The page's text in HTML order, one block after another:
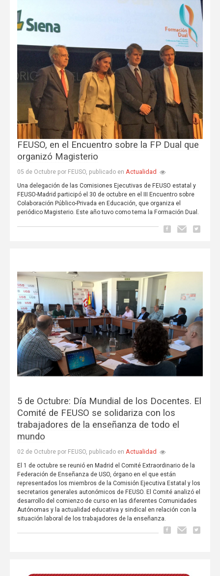
FEUSO, en el Encuentro sobre la FP Dual que
organizó Magisterio
05 de Octubre por FEUSO, publicado en Actualidad
Una delegación de las Comisiones Ejecutivas de FEUSO estatal y
FEUSO-Madrid participó el 30 de octubre en el III Encuentro sobre
Colaboración Público-Privada en Educación, que organiza el
periódico Magisterio. Este año tuvo como tema la Formación Dual.
5 de Octubre: Día Mundial de los Docentes. El
Comité de FEUSO se solidariza con los
trabajadores de la enseñanza de todo el
mundo
02 de Octubre por FEUSO, publicado en Actualidad
El 1 de octubre se reunió en Madrid el Comité Extraordinario de la
Federación de Enseñanza de USO, órgano en el que están
representados los miembros de la Comisión Ejecutiva Estatal y los
secretarios generales autonómicos de FEUSO. El Comité analizó el
desarrollo del comienzo de curso en las diferentes Comunidades
Autónomas y la actualidad educativa y sindical en relación con la
situación laboral de los trabajadores de la enseñanza.